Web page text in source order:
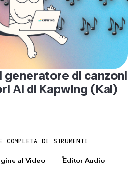
generatore di canzoni
AI di Kapwing (Kai)
COMPLETA DI STRUMENTI
al Video Editor Audio